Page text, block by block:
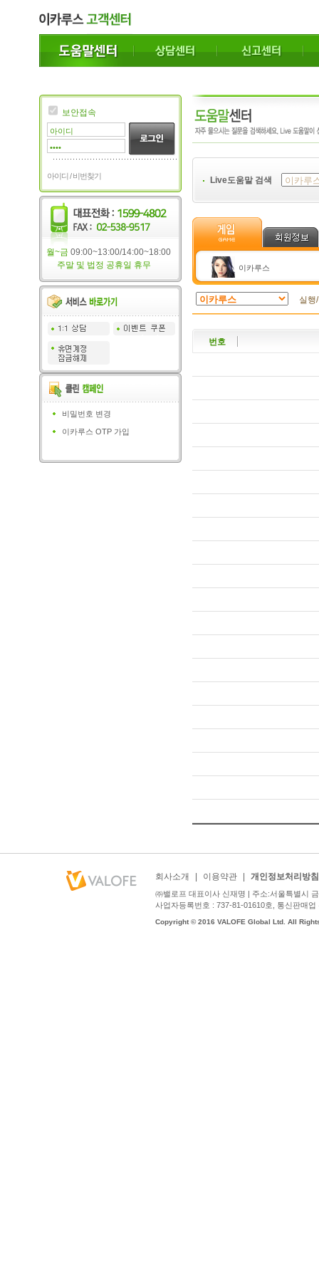
보안접속
아이디 / 비번찾기
월~금 09:00~13:00/14:00~18:00
주말 및 법정 공휴일 휴무
비밀번호 변경
이카루스 OTP 가입
Live도움말 검색
이카루스
실행
번호
회사소개 이용약관 개인정보처리방침
㈜밸로프 대표이사 신재명 | 주소:서울특별시
사업자등록번호 : 737-81-01610호, 통신판매
Copyright © 2016 VALOFE Global Ltd. All